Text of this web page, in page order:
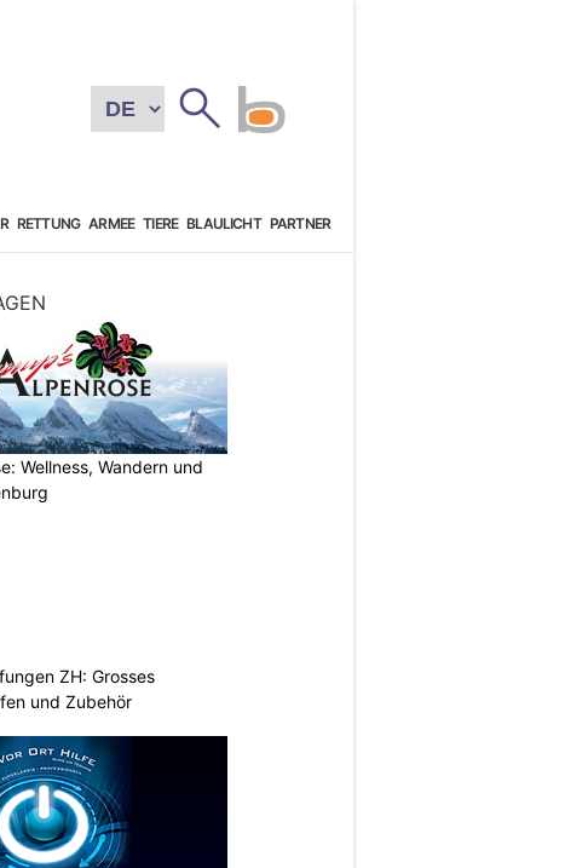
RETTUNG ARMEE TIERE BLAULICHT PARTNER
Wellness, Wandern und
ZH: Grosses
und Zubehör